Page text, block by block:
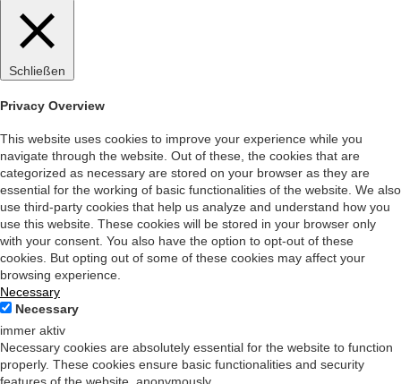
Schließen
Privacy Overview
This website uses cookies to improve your experience while you
navigate through the website. Out of these, the cookies that are
categorized as necessary are stored on your browser as they are
essential for the working of basic functionalities of the website. We also
use third-party cookies that help us analyze and understand how you
use this website. These cookies will be stored in your browser only
with your consent. You also have the option to opt-out of these
cookies. But opting out of some of these cookies may affect your
browsing experience.
Necessary
Necessary
immer aktiv
Necessary cookies are absolutely essential for the website to function
properly. These cookies ensure basic functionalities and security